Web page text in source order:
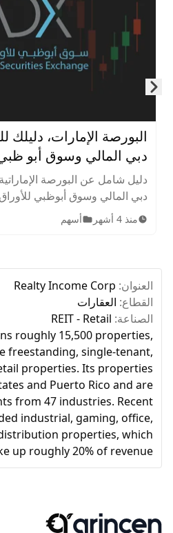
البورصة الإمارات،
دبي المالي وسوق أبو ظبي
دليل شامل عن البورصة
دبي المالي وسوق أبوظبي
المدرجة، الأصول المتاحة،
الاستثمار للمبتدئين.
منذ 4 أشهر أسهم
العنوان: Realty Income Corp
القطاع: العقارات
الصناعة: REIT - Retail
roughly 15,500 properties,
freestanding, single-tenant,
properties. Its properties
and Puerto Rico and are
from 47 industries. Recent
industrial, gaming, office,
properties, which
up roughly 20% of revenue.